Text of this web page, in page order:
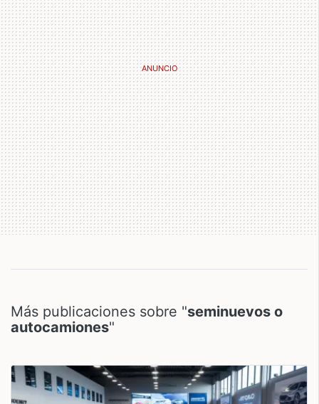
Más publicaciones sobre "seminuevos o
autocamiones"